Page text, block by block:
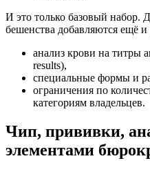
И это только базовый набор.
бешенства добавляются ещё и
анализ крови на титры
results),
специальные формы и
ограничения по
категориям владельцев.
Чип, прививки,
элементами